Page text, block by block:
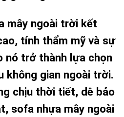
mây ngoài trời kết
tính thẩm mỹ và sự
nó trở thành lựa chọn
không gian ngoài trời.
chịu thời tiết, dễ bảo
sofa nhựa mây ngoài